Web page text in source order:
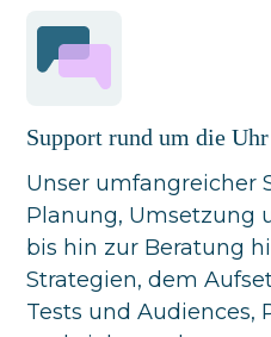
Support rund um die
Unser umfangreicher
Planung, Umsetzung
bis hin zur Beratung
Strategien, dem
Tests und Audiences,